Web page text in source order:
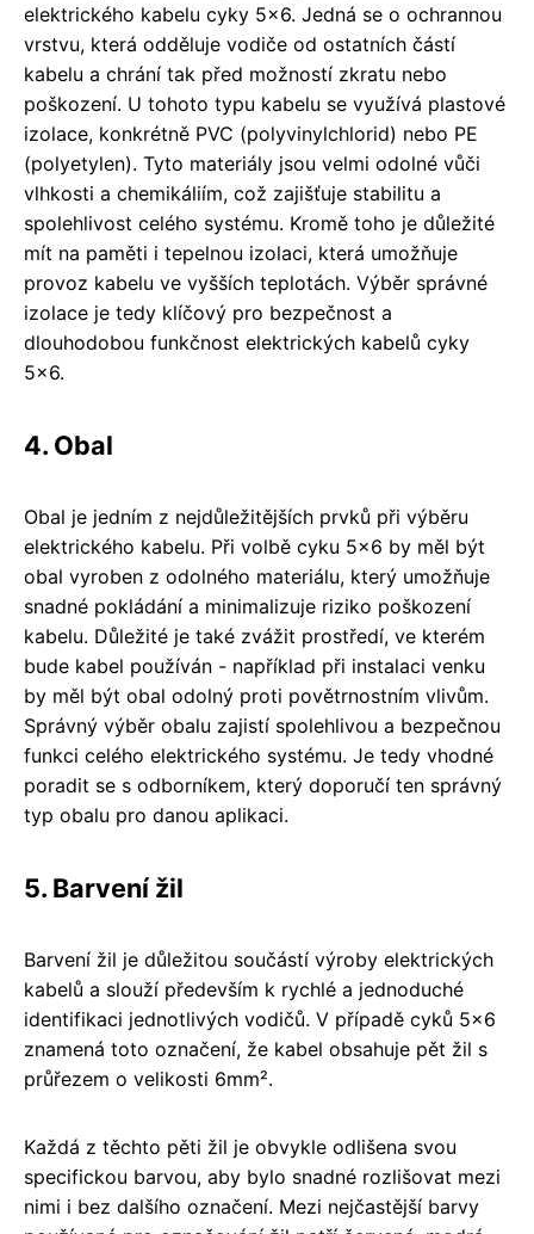
elektrického kabelu cyky 5x6. Jedná se o ochrannou
vrstvu, která odděluje vodiče od ostatních částí
kabelu a chrání tak před možností zkratu nebo
poškození. U tohoto typu kabelu se využívá plastové
izolace, konkrétně PVC (polyvinylchlorid) nebo PE
(polyetylen). Tyto materiály jsou velmi odolné vůči
vlhkosti a chemikáliím, což zajišťuje stabilitu a
spolehlivost celého systému. Kromě toho je důležité
mít na paměti i tepelnou izolaci, která umožňuje
provoz kabelu ve vyšších teplotách. Výběr správné
izolace je tedy klíčový pro bezpečnost a
dlouhodobou funkčnost elektrických kabelů cyky
5x6.
4. Obal
Obal je jedním z nejdůležitějších prvků při výběru
elektrického kabelu. Při volbě cyku 5x6 by měl být
obal vyroben z odolného materiálu, který umožňuje
snadné pokládání a minimalizuje riziko poškození
kabelu. Důležité je také zvážit prostředí, ve kterém
bude kabel používán - například při instalaci venku
by měl být obal odolný proti povětrnostním vlivům.
Správný výběr obalu zajistí spolehlivou a bezpečnou
funkci celého elektrického systému. Je tedy vhodné
poradit se s odborníkem, který doporučí ten správný
typ obalu pro danou aplikaci.
5. Barvení žil
Barvení žil je důležitou součástí výroby elektrických
kabelů a slouží především k rychlé a jednoduché
identifikaci jednotlivých vodičů. V případě cyků 5x6
znamená toto označení, že kabel obsahuje pět žil s
průřezem o velikosti 6mm².
Každá z těchto pěti žil je obvykle odlišena svou
specifickou barvou, aby bylo snadné rozlišovat mezi
nimi i bez dalšího označení. Mezi nejčastější barvy